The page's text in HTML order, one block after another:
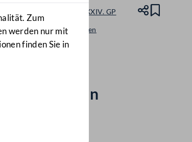
Zum
werden nur mit
finden Sie in
Nationalrat - XXIV. GP
Beantwortungen
1131/AB
in